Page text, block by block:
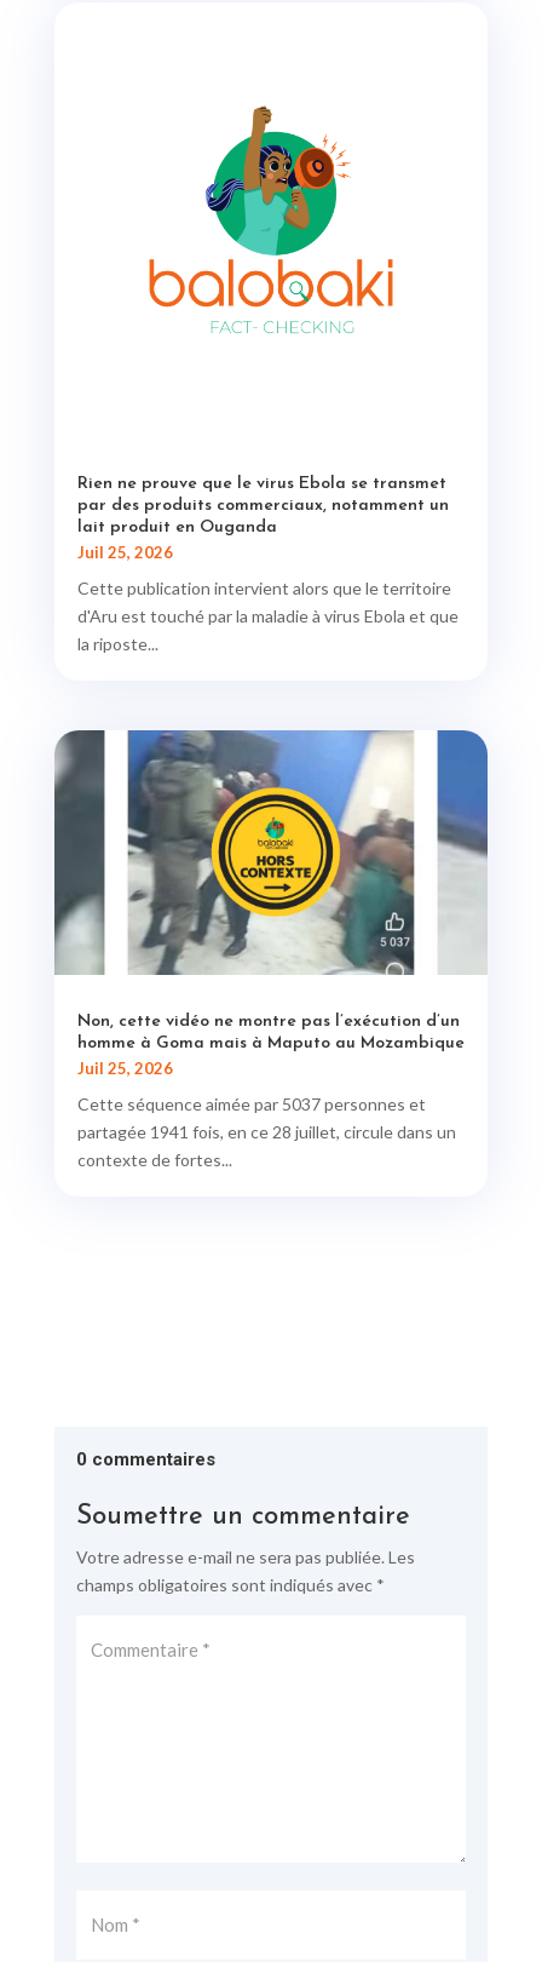
Rien ne prouve que le virus Ebola se transmet
par des produits commerciaux, notamment un
lait produit en Ouganda
Juil 25, 2026
Cette publication intervient alors que le territoire
d'Aru est touché par la maladie à virus Ebola et que
la riposte...
Non, cette vidéo ne montre pas l’exécution d’un
homme à Goma mais à Maputo au Mozambique
Juil 25, 2026
Cette séquence aimée par 5037 personnes et
partagée 1941 fois, en ce 28 juillet, circule dans un
contexte de fortes...
0 commentaires
Soumettre un commentaire
Votre adresse e-mail ne sera pas publiée. Les
champs obligatoires sont indiqués avec *